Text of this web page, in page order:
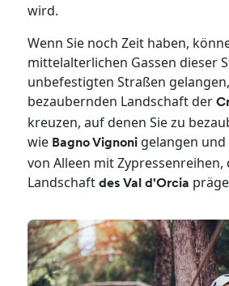
wird.
Wenn Sie noch Zeit haben,
mittelalterlichen Gassen dieser
unbefestigten Straßen
bezaubernden Landschaft der
kreuzen, auf denen Sie zu
wie Bagno Vignoni gelangen
von Alleen mit Zypressenreihen,
Landschaftdes Val d'Orcia